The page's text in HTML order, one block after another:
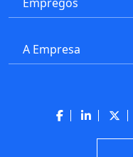
A Empresa